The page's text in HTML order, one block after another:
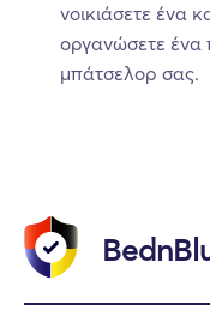
νοικιάσετε ένα
οργανώσετε ένα
μπάτσελορ σας.